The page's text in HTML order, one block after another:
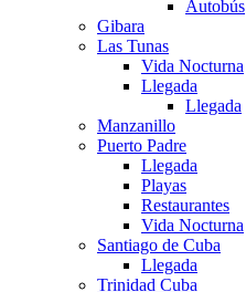
Autobús
Gibara
Las Tunas
Vida Nocturna
Llegada
Llegada
Manzanillo
Puerto Padre
Llegada
Playas
Restaurantes
Vida Nocturna
Santiago de Cuba
Llegada
Trinidad Cuba